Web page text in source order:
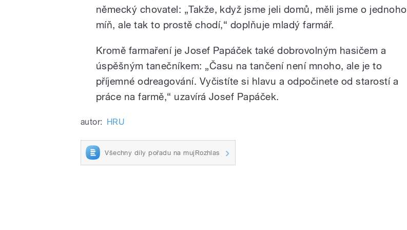
německý chovatel: „Takže, když jsme jeli domů, měli jsme o jednoho
míň, ale tak to prostě chodí,“ doplňuje mladý farmář.
Kromě farmaření je Josef Papáček také dobrovolným hasičem a
úspěšným tanečníkem: „Času na tančení není mnoho, ale je to
příjemné odreagování. Vyčistíte si hlavu a odpočinete od starostí a
práce na farmě,“ uzavírá Josef Papáček.
autor: HRU
Všechny díly pořadu na mujRozhlas